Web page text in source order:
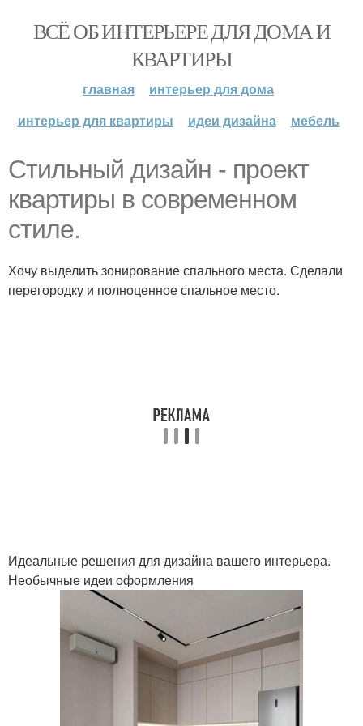
ВСЁ ОБ ИНТЕРЬЕРЕ ДЛЯ ДОМА И
КВАРТИРЫ
главная
интерьер для дома
интерьер для квартиры
идеи дизайна мебель
Стильный дизайн - проект
квартиры в современном
стиле.
Хочу выделить зонирование спального места. Сделали
перегородку и полноценное спальное место.
Идеальные решения для дизайна вашего интерьера.
Необычные идеи оформления